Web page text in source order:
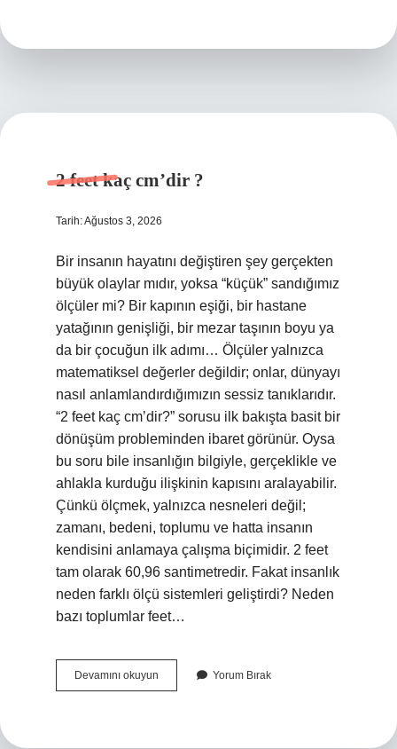
2 feet kaç cm’dir ?
Tarih: Ağustos 3, 2026
Bir insanın hayatını değiştiren şey gerçekten
büyük olaylar mıdır, yoksa “küçük” sandığımız
ölçüler mi? Bir kapının eşiği, bir hastane
yatağının genişliği, bir mezar taşının boyu ya
da bir çocuğun ilk adımı… Ölçüler yalnızca
matematiksel değerler değildir; onlar, dünyayı
nasıl anlamlandırdığımızın sessiz tanıklarıdır.
“2 feet kaç cm’dir?” sorusu ilk bakışta basit bir
dönüşüm probleminden ibaret görünür. Oysa
bu soru bile insanlığın bilgiyle, gerçeklikle ve
ahlakla kurduğu ilişkinin kapısını aralayabilir.
Çünkü ölçmek, yalnızca nesneleri değil;
zamanı, bedeni, toplumu ve hatta insanın
kendisini anlamaya çalışma biçimidir. 2 feet
tam olarak 60,96 santimetredir. Fakat insanlık
neden farklı ölçü sistemleri geliştirdi? Neden
bazı toplumlar feet…
Devamını okuyun
feet
Yorum Bırak